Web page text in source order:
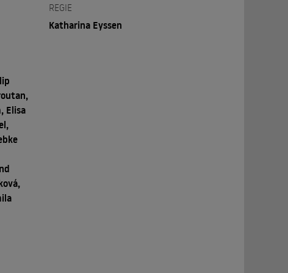
REGIE
Katharina Eyssen
Elisa